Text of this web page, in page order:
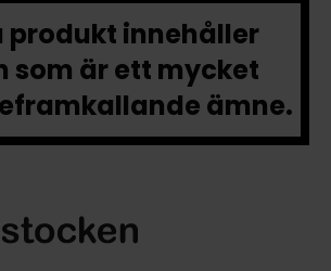
produkt innehåller
som är ett mycket
ämne.